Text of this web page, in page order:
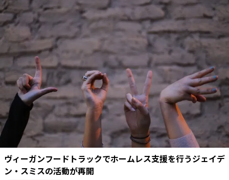
ヴィーガンフードトラックでホームレス支援を行うジェイデ
ン・スミスの活動が再開